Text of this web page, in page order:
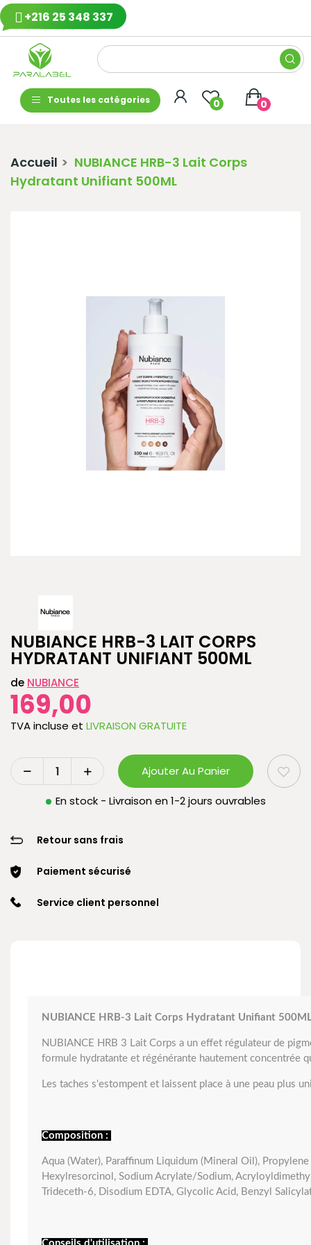
+216 25 348 337
Toutes les catégories 0 0
Accueil
NUBIANCE HRB-3 Lait Corps
Hydratant Unifiant 500ML
NUBIANCE HRB-3 LAIT CORPS
HYDRATANT UNIFIANT 500ML
de NUBIANCE
169,00
TVA incluse et LIVRAISON GRATUITE
Ajouter Au Panier
En stock - Livraison en 1-2 jours ouvrables
Retour sans frais
Paiement sécurisé
Service client personnel
NUBIANCE HRB-3 Lait Corps Hydratant Unifiant
NUBIANCE HRB 3 Lait Corps a un effet régulateur de
formule hydratante et régénérante hautement concentrée
Les taches s'estompent et laissent place à une peau plus
Composition :
Aqua (Water), Paraffinum Liquidum (Mineral Oil),
Hexylresorcinol, Sodium Acrylate/Sodium,
Trideceth-6, Disodium EDTA, Glycolic Acid, Benzyl